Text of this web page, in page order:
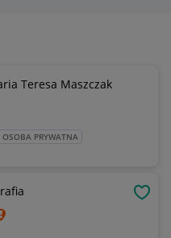
Teresa Maszczak
OSOBA PRYWATNA